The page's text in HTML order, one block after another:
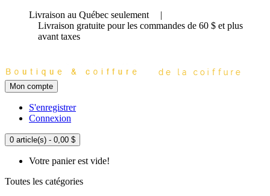
Livraison au Québec seulement
|
Livraison gratuite pour les commandes de 60 $ et plus
avant taxes
Mon compte
S'enregistrer
Connexion
0 article(s) - 0,00 $
Votre panier est vide!
Toutes les catégories